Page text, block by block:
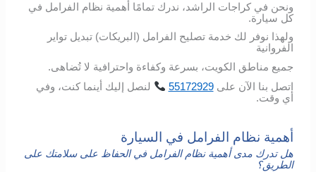
ونحن في كراجات الراشد، ندرك تمامًا أهمية نظام الفرامل في
كل سيارة.
ولهذا نوفر لك خدمة تصليح الفرامل (البريكات) تبديل تواير
الفروانية
جميع مناطق الكويت، بسرعة وكفاءة واحترافية لا تُضاهى.
اتصل بنا الآن على 55172929 لنصل إليك أينما كنت، وفي
أي وقت.
أهمية نظام الفرامل في السيارة
هل تدرك مدى أهمية نظام الفرامل في الحفاظ على سلامتك على
الطريق؟